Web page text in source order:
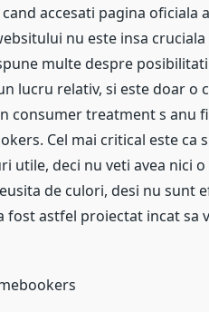
accesati pagina
nu este insa
multe despre
lucru relativ, si este doar o
consumer treatment s anu
Cel mai critical este ca
utile, deci nu veti avea nici
de culori, desi nu sunt
fost astfel proiectat incat